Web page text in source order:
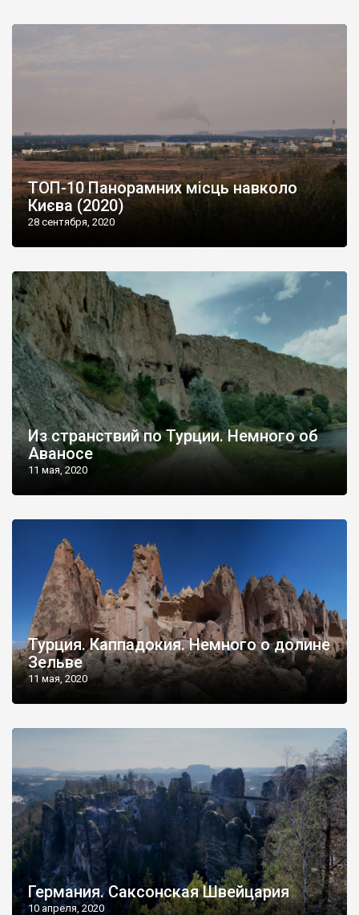
ТОП-10 Панорамних місць навколо
Києва (2020)
28 сентября, 2020
Из странствий по Турции. Немного об
Аваносе
11 мая, 2020
Турция. Каппадокия. Немного о долине
Зельве
11 мая, 2020
Германия. Саксонская Швейцария
10 апреля, 2020